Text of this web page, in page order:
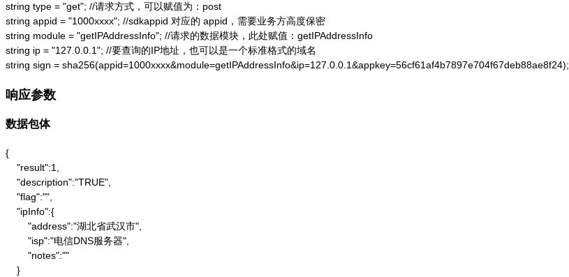
string type = "get"; //请求方式，可以赋值为：post
string appid = "1000xxxx"; //sdkappid 对应的 appid，需要业务方高度保密
string module = "getIPAddressInfo"; //请求的数据模块，此处赋值：getIPAddressInfo
string ip = "127.0.0.1"; //要查询的IP地址，也可以是一个标准格式的域名
string sign = sha256(appid=1000xxxx&module=getIPAddressInfo&ip=127.0.0.1&appkey=56cf61af4b7897e704f67deb88ae8f24);
响应参数
数据包体
{
    "result":1,
    "description":"TRUE",
    "flag":"",
    "ipInfo":{
        "address":"湖北省武汉市",
        "isp":"电信DNS服务器",
        "notes":""
    }